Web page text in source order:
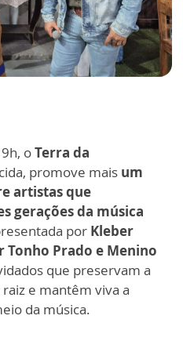
oTerra da
promove mais um
artistas que
gerações da música
por Kleber
Prado e Menino
que preservam a
e mantêm viva a
da música.